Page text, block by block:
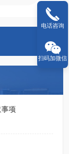
项
电话咨询
扫码加微信